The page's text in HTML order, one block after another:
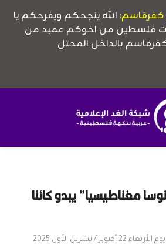
مغناطيسيا” يبدو كائنا